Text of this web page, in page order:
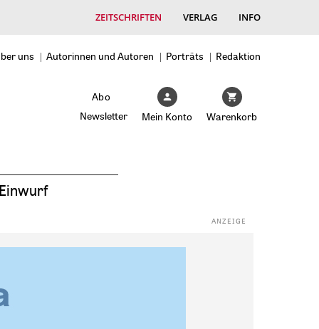
ZEITSCHRIFTEN VERLAG INFO
uns Autorinnen und Autoren Porträts Redaktion
Abo
Newsletter
Mein Konto Warenkorb